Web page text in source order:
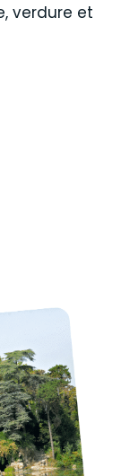
verdure et